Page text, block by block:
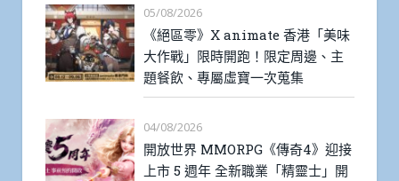
05/08/2026
《絕區零》X animate 香港「美味
大作戰」限時開跑！限定周邊、主
題餐飲、專屬虛寶一次蒐集
04/08/2026
開放世界 MMORPG《傳奇4》迎接
上市 5 週年 全新職業「精靈士」開